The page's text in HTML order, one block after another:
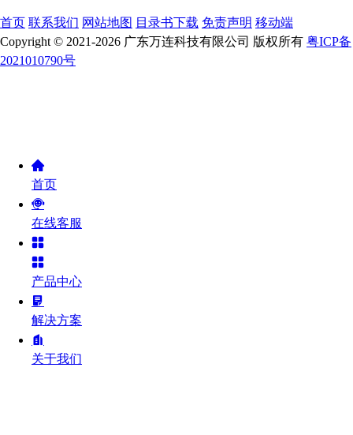
首页 联系我们 网站地图 目录书下载 免责声明 移动端
Copyright © 2021-2026 广东万连科技有限公司 版权所有 粤ICP备
2021010790号
首页
在线客服
产品中心
解决方案
关于我们